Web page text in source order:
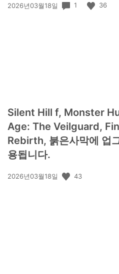
공
2026년03월18일 1 36
Silent Hill f, Monster
Age: The Veilguard,
Rebirth, 붉은사막에 업
용됩니다.
공
2026년03월18일 43